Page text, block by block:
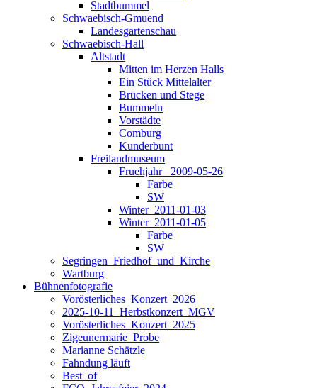
Stadtbummel
Schwaebisch-Gmuend
Landesgartenschau
Schwaebisch-Hall
Altstadt
Mitten im Herzen Halls
Ein Stück Mittelalter
Brücken und Stege
Bummeln
Vorstädte
Comburg
Kunderbunt
Freilandmuseum
Fruehjahr _2009-05-26
Farbe
SW
Winter_2011-01-03
Winter_2011-01-05
Farbe
SW
Segringen_Friedhof_und_Kirche
Wartburg
Bühnenfotografie
Vorösterliches_Konzert_2026
2025-10-11_Herbstkonzert_MGV
Vorösterliches_Konzert_2025
Zigeunermarie_Probe
Marianne Schätzle
Fahndung läuft
Best_of